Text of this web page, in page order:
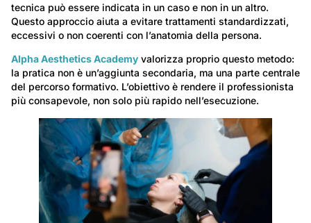
tecnica può essere indicata in un caso e non in un altro.
Questo approccio aiuta a evitare trattamenti standardizzati,
eccessivi o non coerenti con l’anatomia della persona.
Alpha Aesthetics Academy valorizza proprio questo metodo:
la pratica non è un’aggiunta secondaria, ma una parte centrale
del percorso formativo. L’obiettivo è rendere il professionista
più consapevole, non solo più rapido nell’esecuzione.